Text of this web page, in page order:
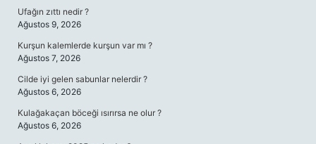
Ufağın zıttı nedir ?
Ağustos 9, 2026
Kurşun kalemlerde kurşun var mı ?
Ağustos 7, 2026
Cilde iyi gelen sabunlar nelerdir ?
Ağustos 6, 2026
Kulağakaçan böceği ısırırsa ne olur ?
Ağustos 6, 2026